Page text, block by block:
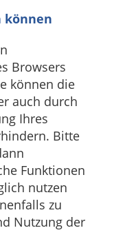
können
Browsers
können die
auch durch
Ihres
Bitte
Funktionen
nutzen
zu
Nutzung der